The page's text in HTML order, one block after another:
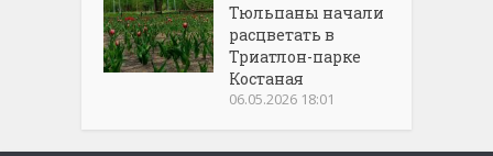
Тюльпаны начали
расцветать в
Триатлон-парке
Костаная
06.05.2026 18:01